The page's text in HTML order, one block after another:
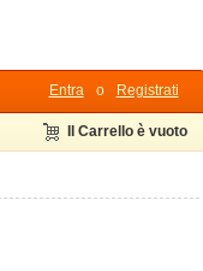
Entra o Registrati
Il Carrello è vuoto